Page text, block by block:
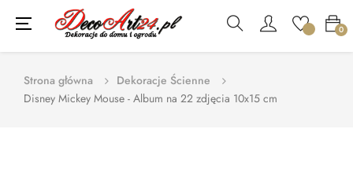
0
Toggle
navigation
☰
Strona główna
Dekoracje Ścienne
Disney Mickey Mouse - Album na 22 zdjęcia 10x15 cm